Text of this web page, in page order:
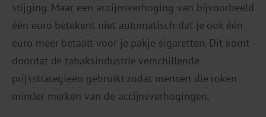
stijging. Maar een accijnsverhoging van bijvoorbeeld
één euro betekent niet automatisch dat je ook één
euro meer betaalt voor je pakje sigaretten. Dit komt
doordat de tabaksindustrie verschillende
prijsstrategieën gebruikt zodat mensen die roken
minder merken van de accijnsverhogingen.